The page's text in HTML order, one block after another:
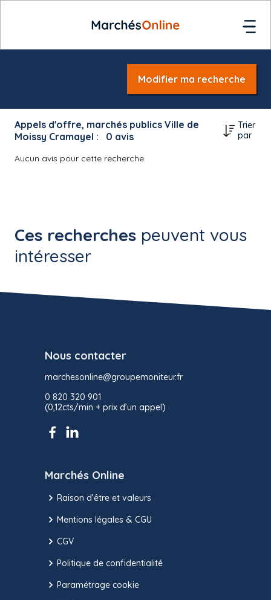
Modifier ma recherche
Appels d'offre, marchés publics Ville de
Moissy Cramayel :
0 avis
Trier
par
Aucun avis pour cette recherche.
Ces recherches peuvent vous
intéresser
Nous contacter
marchesonline@groupemoniteur.fr
0 820 320 901
(0,12cts/min + prix d’un appel)
Marchés Online
Raison d’être et valeurs
Mentions légales & CGU
CGV
Politique de confidentialité
Paramétrage cookie